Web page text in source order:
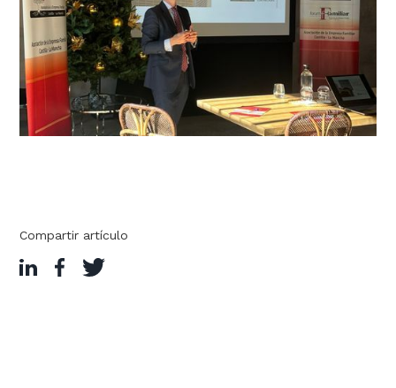
Compartir artículo